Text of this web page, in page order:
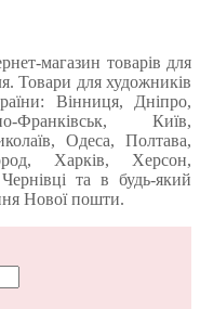
магазин товарів для
Товари для художників
Вінниця, Дніпро,
Київ,
Одеса, Полтава,
Харків, Херсон,
та в будь-який
Нової пошти.